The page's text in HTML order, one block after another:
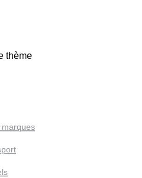
thème
marques